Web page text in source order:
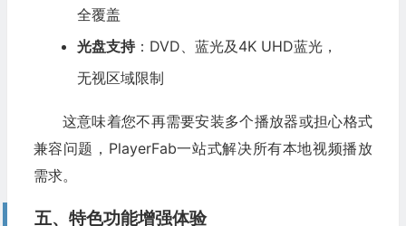
全覆盖
光盘支持：DVD、蓝光及4K UHD蓝光，
无视区域限制
这意味着您不再需要安装多个播放器或担心格式
兼容问题，PlayerFab一站式解决所有本地视频播放
需求。
五、特色功能增强体验